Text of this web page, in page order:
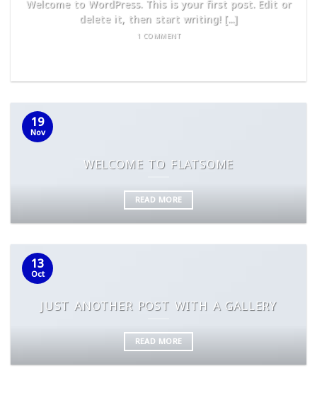
Welcome to WordPress. This is your first post. Edit or
delete it, then start writing! [...]
1 COMMENT
WELCOME TO FLATSOME
READ MORE
19
Nov
JUST ANOTHER POST WITH A GALLERY
READ MORE
13
Oct